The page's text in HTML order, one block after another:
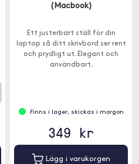
(Macbook)
Ett justerbart ställ för din
laptop så ditt skrivbord ser rent
och prydligt ut. Elegant och
användbart.
Finns i lager, skickas i morgon
349 kr
Lägg i varukorgen